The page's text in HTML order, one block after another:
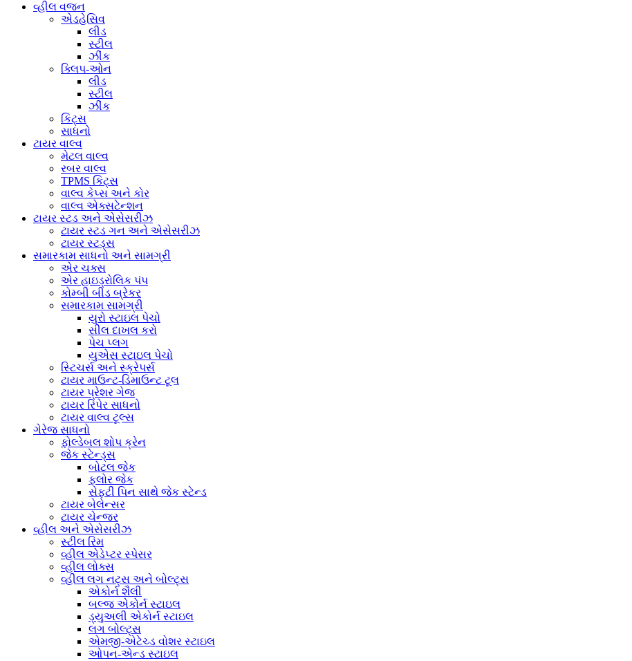
વ્હીલ વજન
એડહેસિવ
લીડ
સ્ટીલ
ઝીંક
ક્લિપ-ઓન
લીડ
સ્ટીલ
ઝીંક
કિટ્સ
સાધનો
ટાયર વાલ્વ
મેટલ વાલ્વ
રબર વાલ્વ
TPMS કિટ્સ
વાલ્વ કેપ્સ અને કોર
વાલ્વ એક્સટેન્શન
ટાયર સ્ટડ અને એસેસરીઝ
ટાયર સ્ટડ ગન અને એસેસરીઝ
ટાયર સ્ટડ્સ
સમારકામ સાધનો અને સામગ્રી
એર ચક્સ
એર હાઇડ્રોલિક પંપ
કોમ્બી બીડ બ્રેકર
સમારકામ સામગ્રી
યુરો સ્ટાઇલ પેચો
સીલ દાખલ કરો
પેચ પ્લગ
યુએસ સ્ટાઇલ પેચો
સ્ટિચર્સ અને સ્ક્રેપર્સ
ટાયર માઉન્ટ-ડિમાઉન્ટ ટૂલ
ટાયર પ્રેશર ગેજ
ટાયર રિપેર સાધનો
ટાયર વાલ્વ ટૂલ્સ
ગેરેજ સાધનો
ફોલ્ડેબલ શોપ ક્રેન
જેક સ્ટેન્ડ્સ
બોટલ જેક
ફ્લોર જેક
સેફ્ટી પિન સાથે જેક સ્ટેન્ડ
ટાયર બેલેન્સર
ટાયર ચેન્જર
વ્હીલ અને એસેસરીઝ
સ્ટીલ રિમ
વ્હીલ એડેપ્ટર સ્પેસર
વ્હીલ લોક્સ
વ્હીલ લગ નટ્સ અને બોલ્ટ્સ
એકોર્ન શૈલી
બલ્જ એકોર્ન સ્ટાઇલ
ડ્યુઅલી એકોર્ન સ્ટાઇલ
લગ બોલ્ટ્સ
એમજી-એટેચ્ડ વોશર સ્ટાઇલ
ઓપન-એન્ડ સ્ટાઇલ